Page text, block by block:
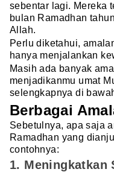
sebentar lagi. Mereka
bulan Ramadhan
Allah.
Perlu diketahui,
hanya menjalankan
Masih ada banyak
menjadikanmu umat
selengkapnya di
Berbagai
Sebetulnya, apa saja
Ramadhan yang
contohnya:
1. Meningkatkan